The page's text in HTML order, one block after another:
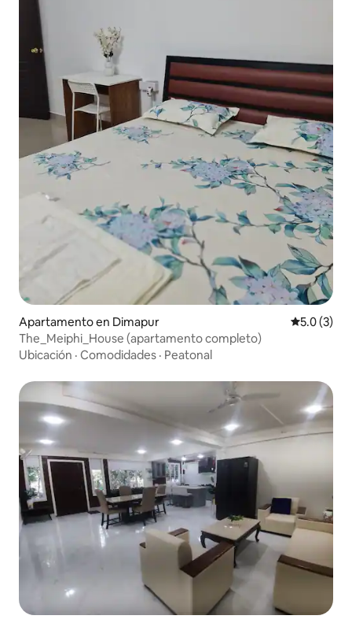
Apartamento en Dimapur
5.0 (3)
The_Meiphi_House (apartamento completo)
Ubicación · Comodidades · Peatonal